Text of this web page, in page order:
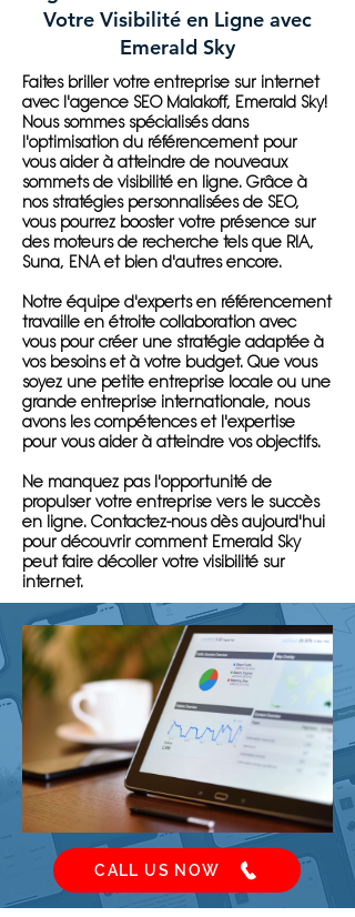
Votre Visibilité en Ligne avec
Emerald Sky
Faites briller votre entreprise sur internet
avec l'agence SEO Malakoff, Emerald Sky!
Nous sommes spécialisés dans
l'optimisation du référencement pour
vous aider à atteindre de nouveaux
sommets de visibilité en ligne. Grâce à
nos stratégies personnalisées de SEO,
vous pourrez booster votre présence sur
des moteurs de recherche tels que RIA,
Suna, ENA et bien d'autres encore.
Notre équipe d'experts en référencement
travaille en étroite collaboration avec
vous pour créer une stratégie adaptée à
vos besoins et à votre budget. Que vous
soyez une petite entreprise locale ou une
grande entreprise internationale, nous
avons les compétences et l'expertise
pour vous aider à atteindre vos objectifs.
Ne manquez pas l'opportunité de
propulser votre entreprise vers le succès
en ligne. Contactez-nous dès aujourd'hui
pour découvrir comment Emerald Sky
peut faire décoller votre visibilité sur
internet.
CALL US NOW